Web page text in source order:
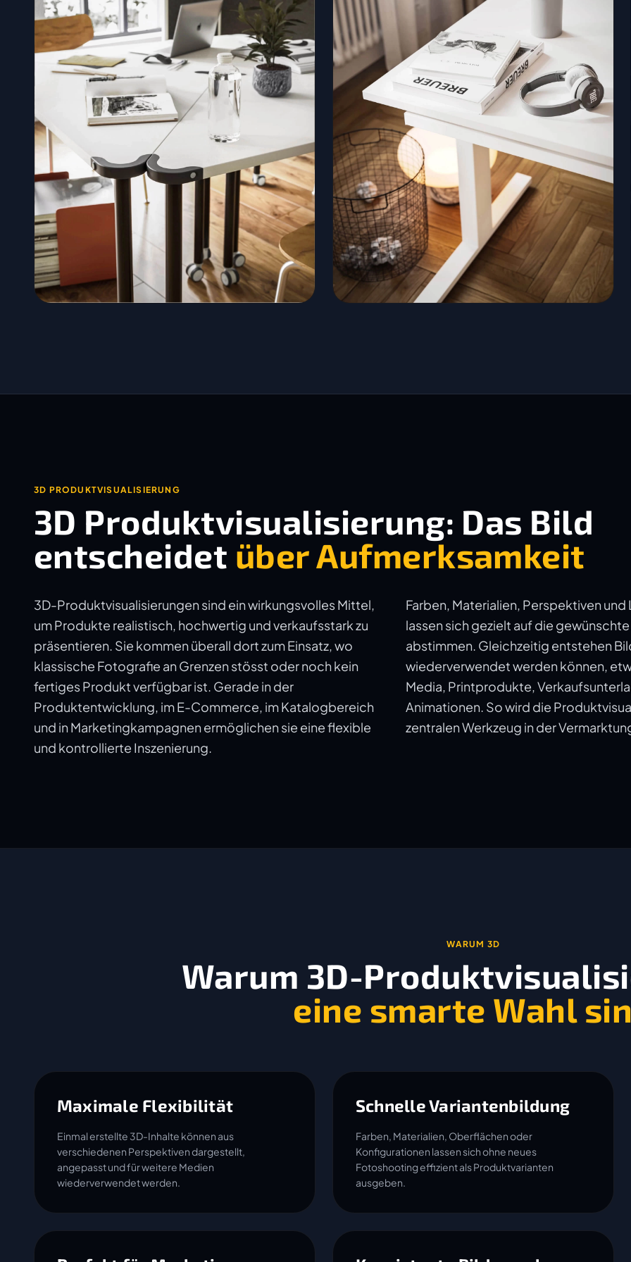
3D PRODUKTVISUALISIERUNG
3D Produktvisualisierung: Das Bild
entscheidet über Aufmerksamkeit
3D-Produktvisualisierungen sind ein wirkungsvolles Mittel,
um Produkte realistisch, hochwertig und verkaufsstark zu
präsentieren. Sie kommen überall dort zum Einsatz, wo
klassische Fotografie an Grenzen stösst oder noch kein
fertiges Produkt verfügbar ist. Gerade in der
Produktentwicklung, im E-Commerce, im Katalogbereich
und in Marketingkampagnen ermöglichen sie eine flexible
und kontrollierte Inszenierung.
Farben, Materialien, Perspektiven
lassen sich gezielt auf die
abstimmen. Gleichzeitig entstehen
wiederverwendet werden können,
Media, Printprodukte,
Animationen. So wird die
zentralen Werkzeug in der
WARUM 3D
Warum 3D-
eine smarte Wahl
Maximale Flexibilität
Einmal erstellte 3D-Inhalte können aus
verschiedenen Perspektiven dargestellt,
angepasst und für weitere Medien
wiederverwendet werden.
Schnelle Variantenbildung
Farben, Materialien, Oberflächen oder
Konfigurationen lassen sich ohne neues
Fotoshooting effizient als Produktvarianten
ausgeben.